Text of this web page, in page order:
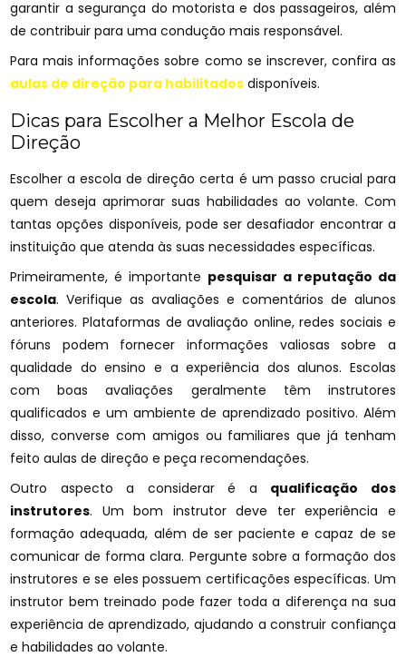
garantir a segurança do motorista e dos passageiros, além
de contribuir para uma condução mais responsável.
Para mais informações sobre como se inscrever, confira as
aulas de direção para habilitados disponíveis.
Dicas para Escolher a Melhor Escola de
Direção
Escolher a escola de direção certa é um passo crucial para
quem deseja aprimorar suas habilidades ao volante. Com
tantas opções disponíveis, pode ser desafiador encontrar a
instituição que atenda às suas necessidades específicas.
Primeiramente, é importante pesquisar a reputação da
escola. Verifique as avaliações e comentários de alunos
anteriores. Plataformas de avaliação online, redes sociais e
fóruns podem fornecer informações valiosas sobre a
qualidade do ensino e a experiência dos alunos. Escolas
com boas avaliações geralmente têm instrutores
qualificados e um ambiente de aprendizado positivo. Além
disso, converse com amigos ou familiares que já tenham
feito aulas de direção e peça recomendações.
Outro aspecto a considerar é a qualificação dos
instrutores. Um bom instrutor deve ter experiência e
formação adequada, além de ser paciente e capaz de se
comunicar de forma clara. Pergunte sobre a formação dos
instrutores e se eles possuem certificações específicas. Um
instrutor bem treinado pode fazer toda a diferença na sua
experiência de aprendizado, ajudando a construir confiança
e habilidades ao volante.